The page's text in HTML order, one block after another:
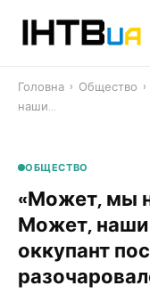
Головна › Общество ›
наши…
ОБЩЕСТВО
«Может, мы
Может, наши
оккупант